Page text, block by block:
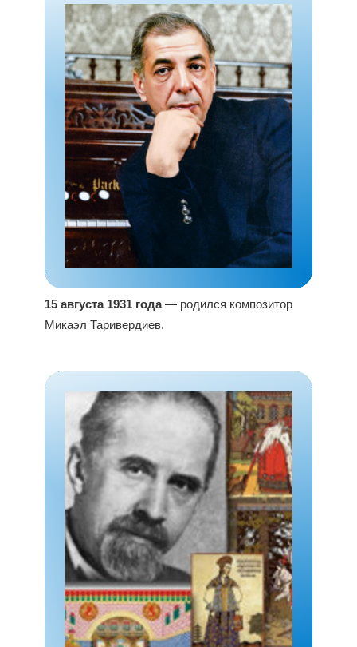
15 августа 1931 года— родился композитор
Микаэл Таривердиев.